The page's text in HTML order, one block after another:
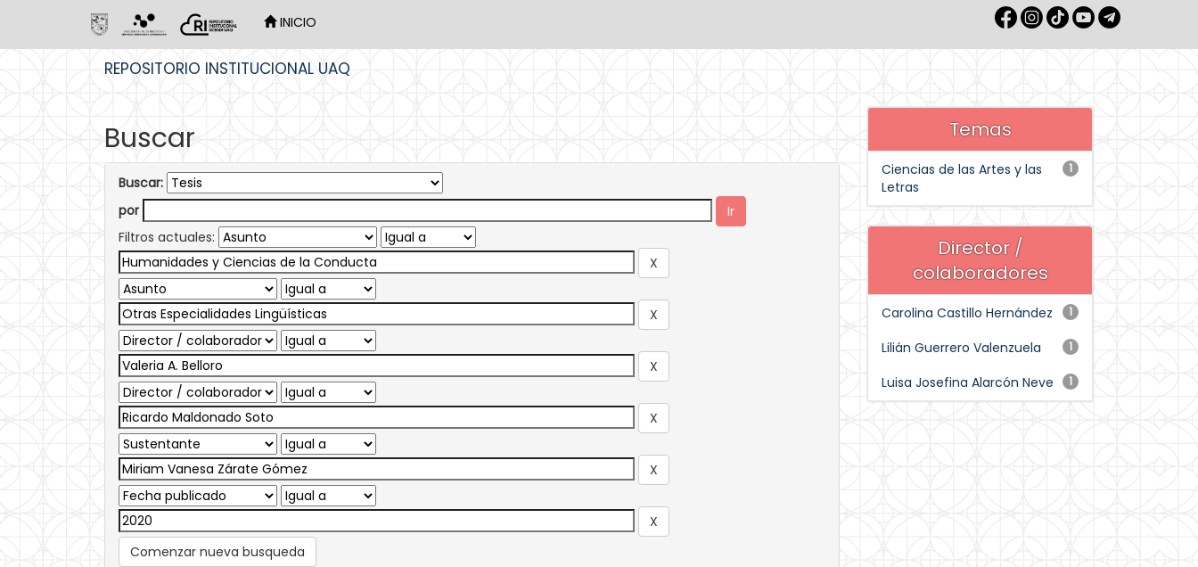
INICIO
REPOSITORIO INSTITUCIONAL UAQ
Buscar
Buscar:
por
Filtros actuales:
Comenzar nueva busqueda
Temas
1
Ciencias de las Artes y las
Letras
Director /
colaboradores
1
Carolina Castillo Hernández
1
Lilián Guerrero Valenzuela
1
Luisa Josefina Alarcón Neve